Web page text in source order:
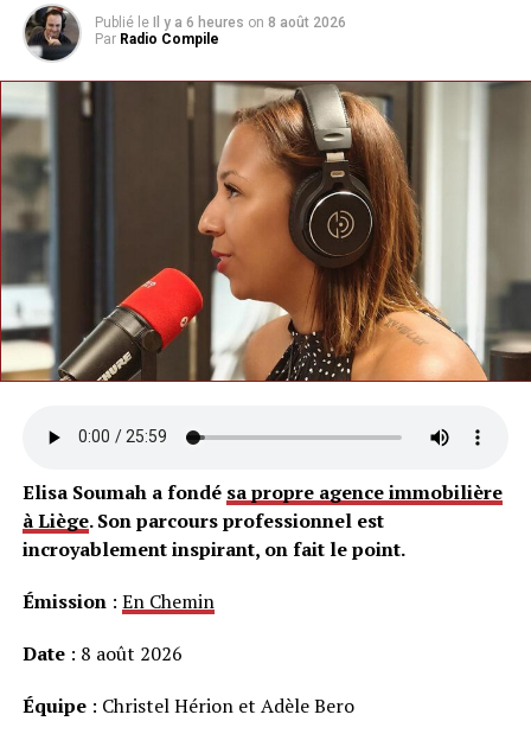
Publié le Il y a 6 heures on 8 août 2026
Par Radio Compile
Elisa Soumah a fondé sa propre agence immobilière
à Liège. Son parcours professionnel est
incroyablement inspirant, on fait le point.
Émission: En Chemin
Date: 8 août 2026
Équipe: Christel Hérion et Adèle Bero